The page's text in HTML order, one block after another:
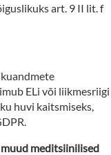
art. 9 II lit. f
ELi või liikmesriigi
huvi kaitsmiseks,
meditsiinilised